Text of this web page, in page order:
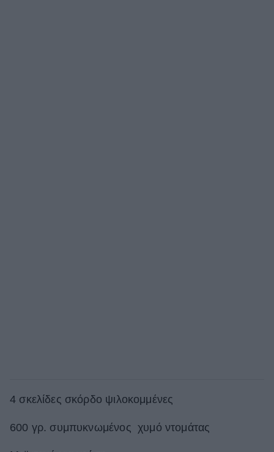
4 σκελίδες σκόρδο ψιλοκομμένες
600 γρ. συμπυκνωμένος χυμό ντομάτας